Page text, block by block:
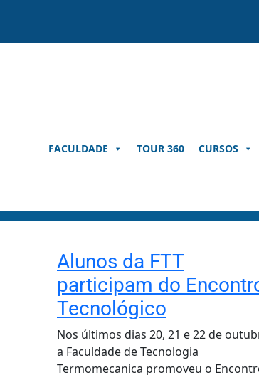
o
FACULDADE TOUR 360 CURSOS
Alunos da FTT
participam do
Tecnológico
Nos últimos dias 20, 21 e 22 de
a Faculdade de Tecnologia
Termomecanica promoveu o